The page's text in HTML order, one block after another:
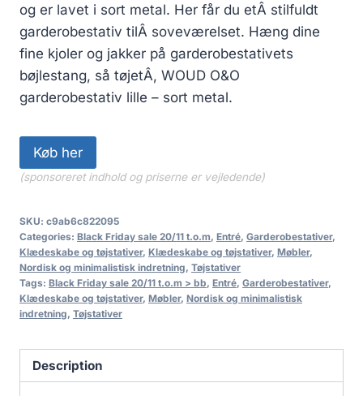
og er lavet i sort metal. Her får du etÂ stilfuldt
garderobestativ tilÂ soveværelset. Hæng dine
fine kjoler og jakker på garderobestativets
bøjlestang, så tøjetÂ, WOUD O&O
garderobestativ lille – sort metal.
Køb her
(sponsoreret indhold og priserne er vejledende)
SKU: c9ab6c822095
Categories: Black Friday sale 20/11 t.o.m, Entré, Garderobestativer,
Klædeskabe og tøjstativer, Klædeskabe og tøjstativer, Møbler,
Nordisk og minimalistisk indretning, Tøjstativer
Tags: Black Friday sale 20/11 t.o.m > bb, Entré, Garderobestativer,
Klædeskabe og tøjstativer, Møbler, Nordisk og minimalistisk
indretning, Tøjstativer
Description